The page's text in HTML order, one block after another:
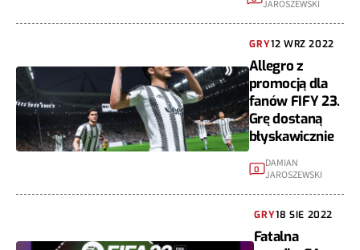
JAROSZEWSKI
GRY12 WRZ 2022
Allegro z
promocją dla
fanów FIFY 23.
Grę dostaną
błyskawicznie
0 DAMIAN
JAROSZEWSKI
GRY18 SIE 2022
Fatalna